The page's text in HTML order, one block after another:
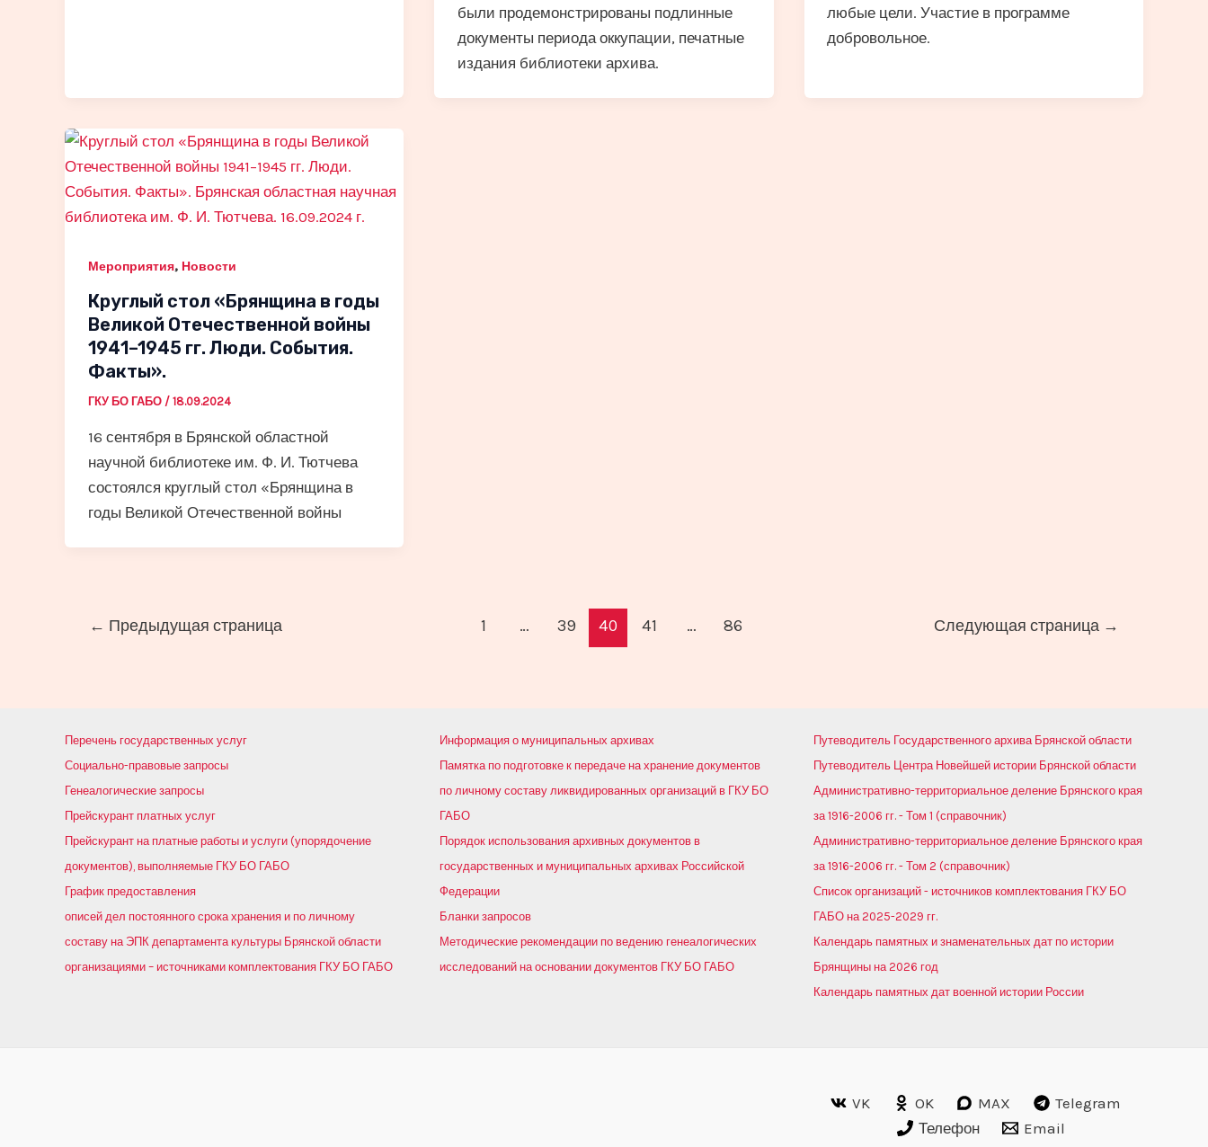
были продемонстрированы подлинные
документы периода оккупации, печатные
издания библиотеки архива.
любые цели. Участие в программе
добровольное.
Мероприятия, Новости
Круглый стол «Брянщина в годы
Великой Отечественной войны
1941–1945 гг. Люди. События.
Факты».
ГКУ БО ГАБО / 18.09.2024
16 сентября в Брянской областной
научной библиотеке им. Ф. И. Тютчева
состоялся круглый стол «Брянщина в
годы Великой Отечественной войны
Постраничная
← Предыдущая страница 1 … 39 40 41 … 86 Следующая страница →
Перечень государственных услуг
Социально-правовые запросы
Генеалогические запросы
Прейскурант платных услуг
Прейскурант на платные работы и услуги (упорядочение
документов), выполняемые ГКУ БО ГАБО
График предоставления
описей дел постоянного срока хранения и по личному
составу на ЭПК департамента культуры Брянской области
организациями – источниками комплектования ГКУ БО ГАБО
Информация о муниципальных архивах
Памятка по подготовке к передаче на хранение документов
по личному составу ликвидированных организаций в ГКУ БО
ГАБО
Порядок использования архивных документов в
государственных и муниципальных архивах Российской
Федерации
Бланки запросов
Методические рекомендации по ведению генеалогических
исследований на основании документов ГКУ БО ГАБО
Путеводитель Государственного архива Брянской области
Путеводитель Центра Новейшей истории Брянской области
Административно-территориальное деление Брянского края
за 1916-2006 гг. - Том 1 (справочник)
Административно-территориальное деление Брянского края
за 1916-2006 гг. - Том 2 (справочник)
Список организаций - источников комплектования ГКУ БО
ГАБО на 2025-2029 гг.
Календарь памятных и знаменательных дат по истории
Брянщины на 2026 год
Календарь памятных дат военной истории России
VK OK MAX
Telegram
Телефон
Email